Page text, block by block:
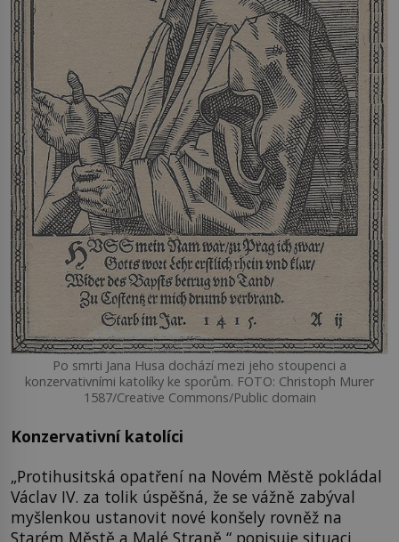
Po smrti Jana Husa dochází mezi jeho stoupenci a
konzervativními katolíky ke sporům. FOTO: Christoph Murer
1587/Creative Commons/Public domain
Konzervativní katolíci
„Protihusitská opatření na Novém Městě pokládal
Václav IV. za tolik úspěšná, že se vážně zabýval
myšlenkou ustanovit nové konšely rovněž na